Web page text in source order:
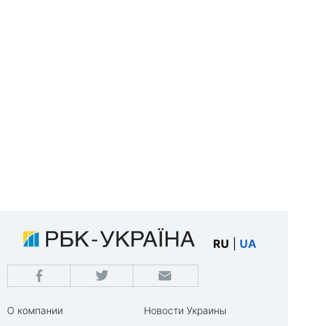
RU UA
О компании
Новости Украины